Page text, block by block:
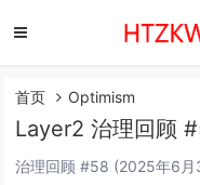
首页 Optimism
Layer2 治理回顾